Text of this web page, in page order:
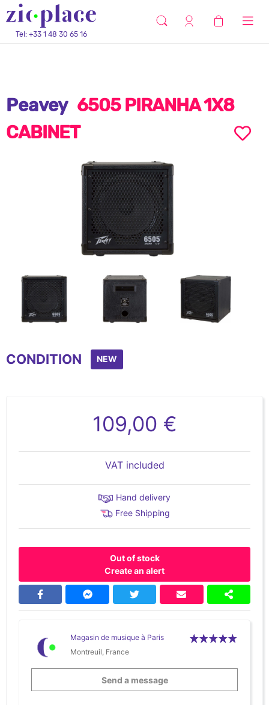
Tel: +33 1 48 30 65 16
Peavey 6505 PIRANHA 1X8
CABINET
of
CONDITION NEW
109,00 €
VAT included
Hand delivery
Free Shipping
Out of stock
Create an alert
Magasin de musique à Paris
Montreuil, France
Send a message